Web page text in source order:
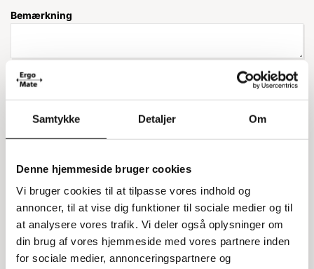
Samtykke Detaljer Om
Denne hjemmeside bruger cookies
Vi bruger cookies til at tilpasse vores indhold og
annoncer, til at vise dig funktioner til sociale medier og til
at analysere vores trafik. Vi deler også oplysninger om
din brug af vores hjemmeside med vores partnere inden
for sociale medier, annonceringspartnere og
Bemærkning
Leveringstid: ca. 2 uger
Information
Industristøvsuger med 3 motorer
Denne industristøvsuger er ideel til både lagerhuse og
metalindustrien. Den har tre uafhængige by-pass motorer,
som gør den alsidig og kraftfuld.